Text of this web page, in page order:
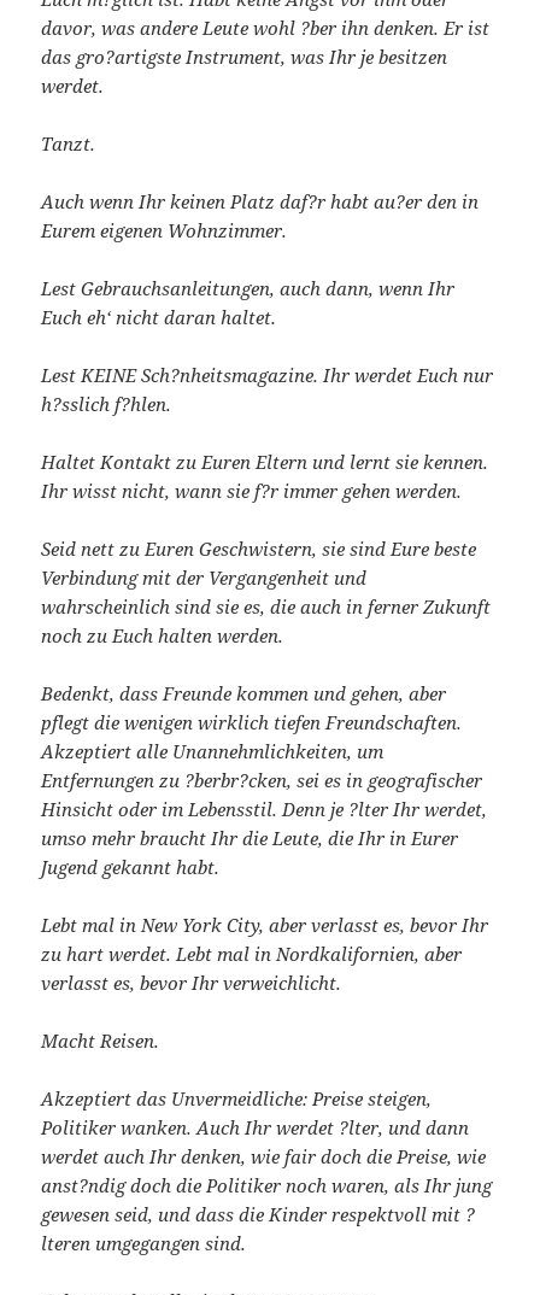
davor, was andere Leute wohl ?ber ihn denken. Er ist
das gro?artigste Instrument, was Ihr je besitzen
werdet.
Tanzt.
Auch wenn Ihr keinen Platz daf?r habt au?er den in
Eurem eigenen Wohnzimmer.
Lest Gebrauchsanleitungen, auch dann, wenn Ihr
Euch eh‘ nicht daran haltet.
Lest KEINE Sch?nheitsmagazine. Ihr werdet Euch nur
h?sslich f?hlen.
Haltet Kontakt zu Euren Eltern und lernt sie kennen.
Ihr wisst nicht, wann sie f?r immer gehen werden.
Seid nett zu Euren Geschwistern, sie sind Eure beste
Verbindung mit der Vergangenheit und
wahrscheinlich sind sie es, die auch in ferner Zukunft
noch zu Euch halten werden.
Bedenkt, dass Freunde kommen und gehen, aber
pflegt die wenigen wirklich tiefen Freundschaften.
Akzeptiert alle Unannehmlichkeiten, um
Entfernungen zu ?berbr?cken, sei es in geografischer
Hinsicht oder im Lebensstil. Denn je ?lter Ihr werdet,
umso mehr braucht Ihr die Leute, die Ihr in Eurer
Jugend gekannt habt.
Lebt mal in New York City, aber verlasst es, bevor Ihr
zu hart werdet. Lebt mal in Nordkalifornien, aber
verlasst es, bevor Ihr verweichlicht.
Macht Reisen.
Akzeptiert das Unvermeidliche: Preise steigen,
Politiker wanken. Auch Ihr werdet ?lter, und dann
werdet auch Ihr denken, wie fair doch die Preise, wie
anst?ndig doch die Politiker noch waren, als Ihr jung
gewesen seid, und dass die Kinder respektvoll mit ?
lteren umgegangen sind.